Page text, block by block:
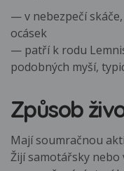
— v nebezpečí
ocásek
— patří k rodu
podobných myší,
Způsob
Mají soumračnou
Žijí samotářsky